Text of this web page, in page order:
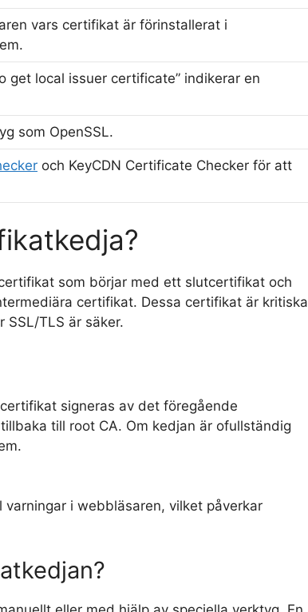
vars certifikat är förinstallerat i
get local issuer certificate” indikerar en
som OpenSSL.
och KeyCDN Certificate Checker för att
som börjar med ett slutcertifikat och
certifikat. Dessa certifikat är kritiska
TLS är säker.
signeras av det föregående
till root CA. Om kedjan är ofullständig
i webbläsaren, vilket påverkar